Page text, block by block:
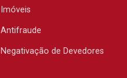
Imóveis
Antifraude
Negativação de Devedores